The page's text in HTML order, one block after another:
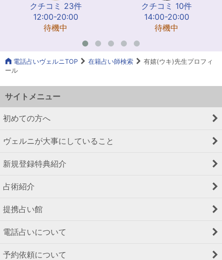
クチコミ 23件
12:00-20:00
待機中
クチコミ 10件
14:00-20:00
待機中
電話占いヴェルニTOP 在籍占い師検索
有嬉(ウキ)先生プロフィ
ール
サイトメニュー
初めての方へ
ヴェルニが大事にしていること
新規登録特典紹介
占術紹介
提携占い館
電話占いについて
予約依頼について